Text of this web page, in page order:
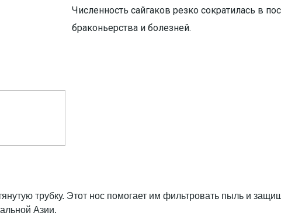
Численность сайгаков резко сократилась в
браконьерства и болезней.
трубку. Этот нос помогает им фильтровать пыль и
Азии.